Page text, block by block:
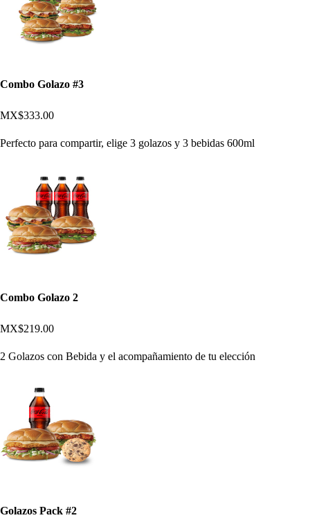
Combo Golazo #3
MX$333.00
Perfecto para compartir, elige 3 golazos y 3 bebidas 600ml
Combo Golazo 2
MX$219.00
2 Golazos con Bebida y el acompañamiento de tu elección
Golazos Pack #2